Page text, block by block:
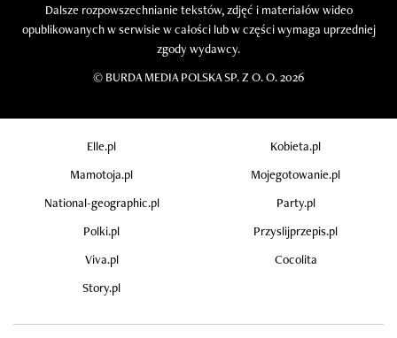
Dalsze rozpowszechnianie tekstów, zdjęć i materiałów wideo
opublikowanych w serwisie w całości lub w części wymaga uprzedniej
zgody wydawcy.
© BURDA MEDIA POLSKA SP. Z O. O. 2026
Elle.pl
Kobieta.pl
Mamotoja.pl
Mojegotowanie.pl
National-geographic.pl
Party.pl
Polki.pl
Przyslijprzepis.pl
Viva.pl
Cocolita
Story.pl